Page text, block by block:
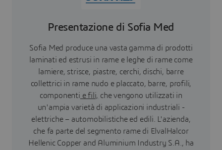
Presentazione di Sofia Med
Sofia Med produce una vasta gamma di prodotti
laminati ed estrusi in rame e leghe di rame come
lamiere, strisce, piastre, cerchi, dischi, barre
collettrici in rame nudo e placcato, barre, profili,
componenti e fili, che vengono utilizzati in
un'ampia varietà di applicazioni industriali -
elettriche – automobilistiche ed edili. L'azienda,
che fa parte del segmento rame di ElvalHalcor
Hellenic Copper and Aluminium Industry S.A., ha